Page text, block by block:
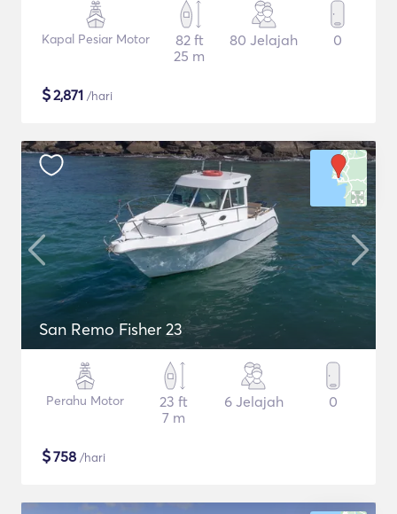
Kapal Pesiar Motor
82 ft
25 m
80 Jelajah 0
$2,871 /hari
San Remo Fisher 23
Perahu Motor
23 ft
7 m
6 Jelajah 0
$758 /hari